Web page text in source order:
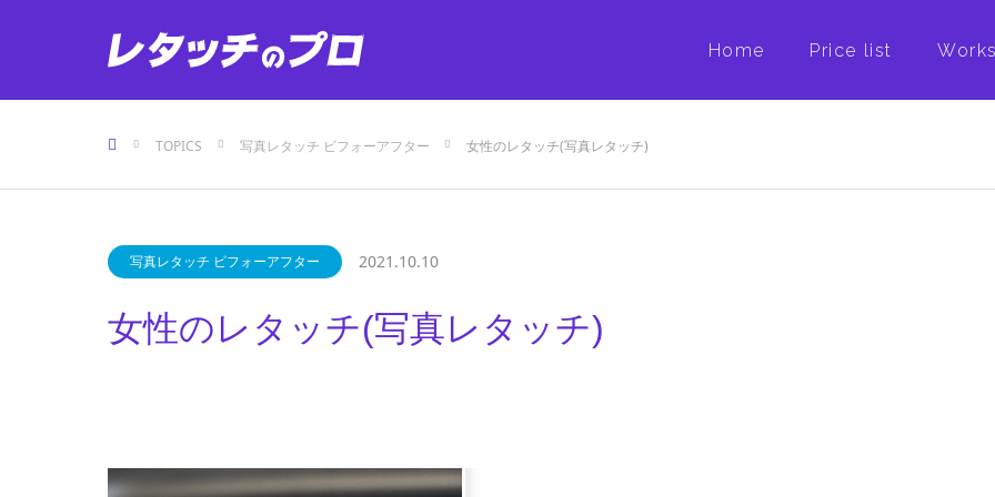
Home Price list Works
TOPICS
写真レタッチ ビフォーアフター 女性のレタッチ(写真レタッチ)
写真レタッチ ビフォーアフター 2021.10.10
女性のレタッチ(写真レタッチ)